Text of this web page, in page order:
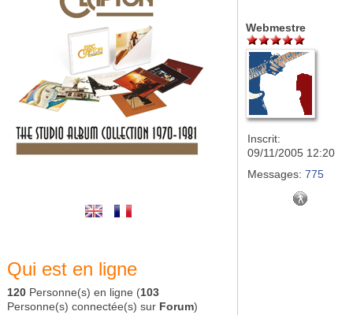
Qui est en ligne
120 Personne(s) en ligne (103
Personne(s) connectée(s) sur Forum)
Webmestre
Inscrit:
09/11/2005 12:20
Messages: 775